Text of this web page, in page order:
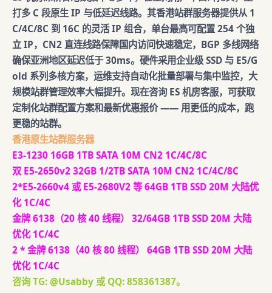
打多 C 段原生 IP 与低延迟线路。其香港站群服务器提供从 1
C/4C/8C 到 16C 的灵活 IP 组合，单台最高可配置 254 个独
立 IP，CN2 直连线路保障国内访问快速稳定，BGP 多线网络
确保亚洲地区延迟低于 30ms。硬件采用企业级 SSD 与 E5/G
old 系列多核方案，运维支持自动化批量部署与集中监控，大
规模站群管理效率大幅提升。现在咨询 ES 机房客服，可获取
定制化站群配置方案和最新优惠报价 —— 用更低的成本，跑
更稳的站群。
香港原生站群服务器
E3-1230 16GB 1TB SATA 10M CN2 1C/4C/8C
双 E5-2650v2 32GB 1/2TB SATA 10M CN2 1C/4C/8C
2*E5-2660v4 或 E5-2680V2 等 64GB 1TB SSD 20M 大陆优
化 1C/4C
金牌 6138（20 核 40 线程） 32/64GB 1TB SSD 20M 大陆
优化 1C/4C
2 * 金牌 6138（40 核 80 线程） 64GB 1TB SSD 20M 大陆
优化 1C/4C
咨询 TG: @Usabby 或 QQ: 858361387。